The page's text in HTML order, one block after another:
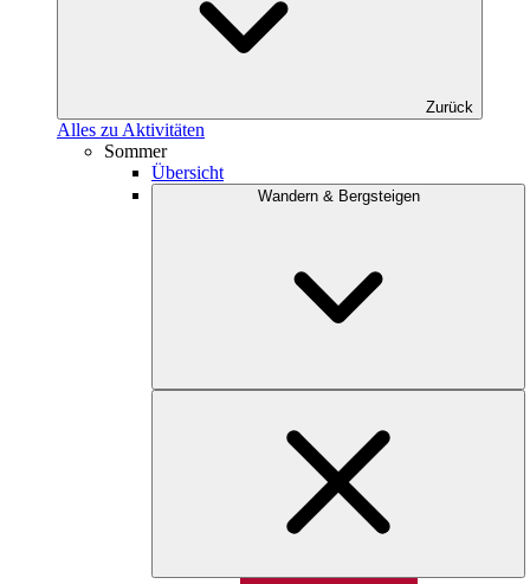
Zurück
Alles zu Aktivitäten
Sommer
Übersicht
Wandern & Bergsteigen